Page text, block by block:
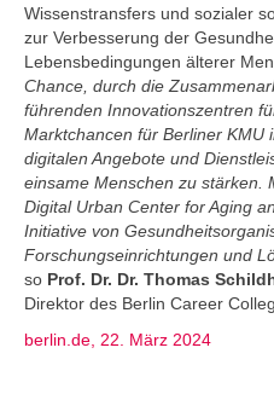
Wissenstransfers und sozialer
zur Verbesserung der
Lebensbedingungen älterer
Chance, durch die
führenden Innovationszentren
Marktchancen für Berliner KMU
digitalen Angebote und
einsame Menschen zu stärken.
Digital Urban Center for Aging
Initiative von
Forschungseinrichtungen und
so Prof. Dr. Dr. Thomas
Direktor des Berlin Career
berlin.de, 22. März 2024